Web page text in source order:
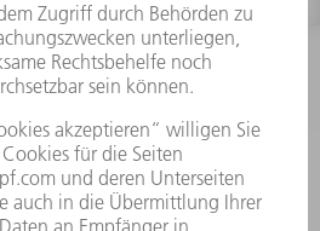
INFORMATION
gestellte Fragen
Geschäftsbedingungen
KONTAKT
After Sales